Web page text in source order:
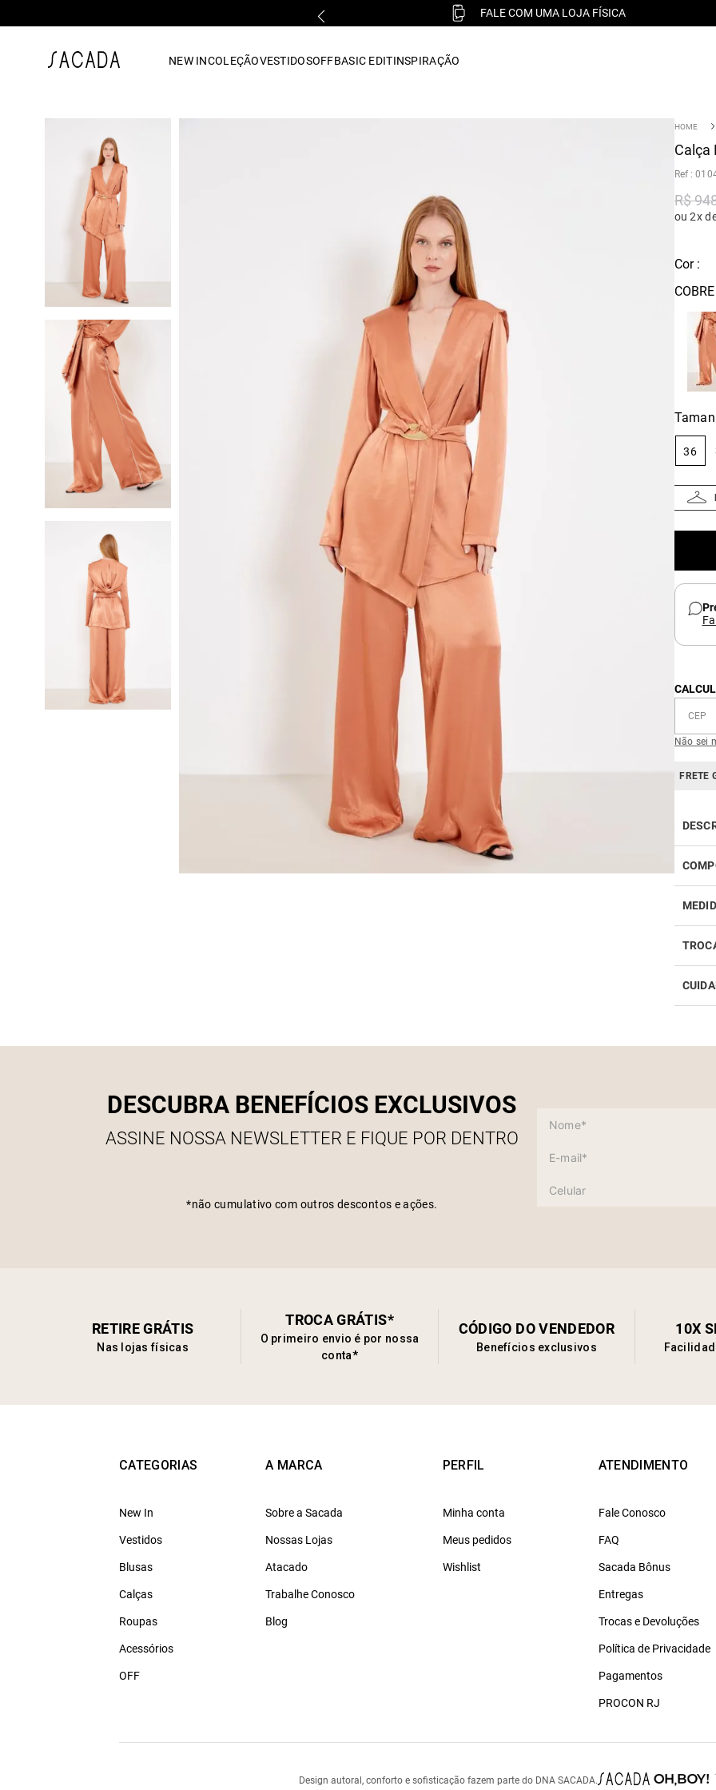
FALE COM UMA LOJA FÍSICA
NEW INCOLEÇÃOVESTIDOSOFFBASIC EDITINSPIRAÇÃO
Calça
:
R$
ou 2x
Cor :
COBRE
36
Não sei
FRETE
DESCUBRA BENEFÍCIOS EXCLUSIVOS
ASSINE NOSSA NEWSLETTER E FIQUE POR DENTRO
*não cumulativo com outros descontos e ações.
RETIRE GRÁTIS
Nas lojas físicas
TROCA GRÁTIS*
O primeiro envio é por nossa
conta*
CÓDIGO DO VENDEDOR
Benefícios exclusivos
10X
CATEGORIAS
New In
Vestidos
Blusas
Calças
Roupas
Acessórios
OFF
A MARCA
Sobre a Sacada
Nossas Lojas
Atacado
Trabalhe Conosco
Blog
PERFIL
Minha conta
Meus pedidos
Wishlist
ATENDIMENTO
Fale Conosco
FAQ
Sacada Bônus
Entregas
Trocas e Devoluções
Política de Privacidade
Pagamentos
PROCON RJ
Design autoral, conforto e sofisticação fazem parte do DNA SACADA.
vestido midi
vestido curto